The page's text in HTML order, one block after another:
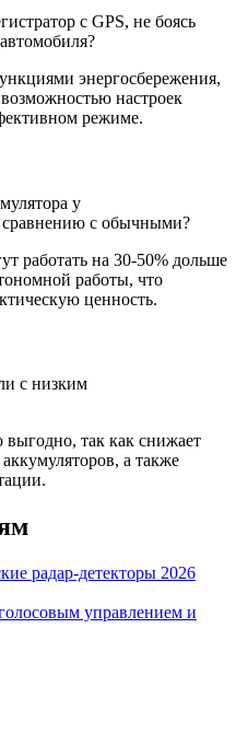
с GPS, не боясь
энергосбережения,
настроек
режиме.
у
с обычными?
работать на 30-50% дольше
работы, что
ценность.
с низким
выгодно, так как снижает
а также
радар-детекторы 2026
управлением и